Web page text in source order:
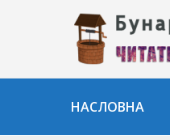
НАСЛОВНА